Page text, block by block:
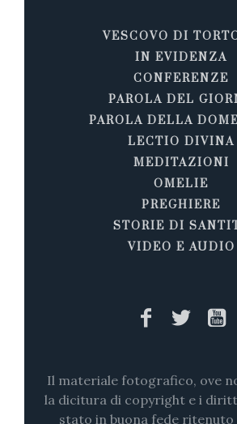
VESCOVO DI
IN EVIDENZA
CONFERENZE
PAROLA DEL
PAROLA DELLA
LECTIO DIVINA
MEDITAZIONI
OMELIE
PREGHIERE
STORIE DI
VIDEO E AUDIO
Il materiale fotografico, ove
la dicitura di copyright e i
stato in buona fede ritenuto